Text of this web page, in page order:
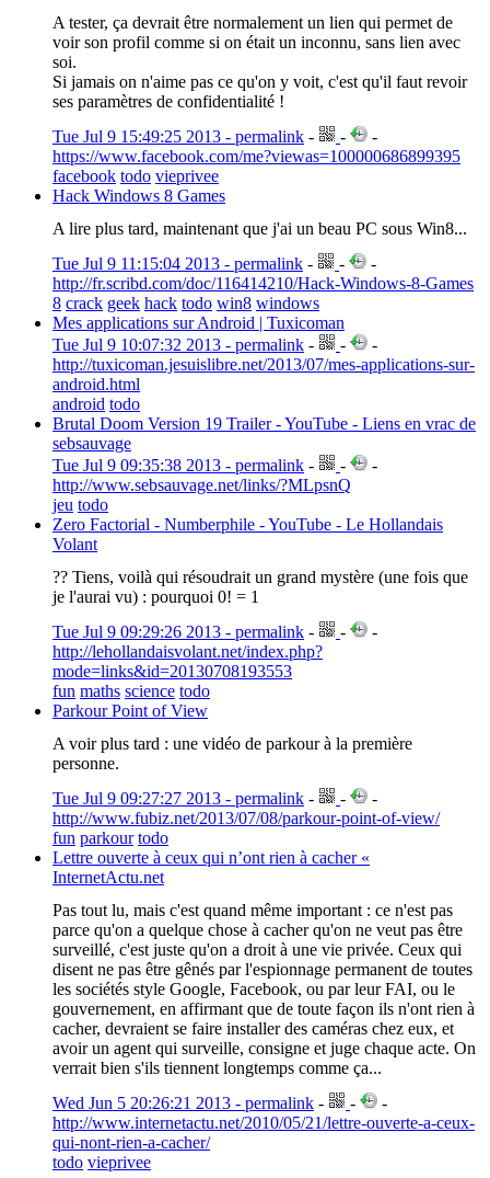
A tester, ça devrait être normalement un lien qui permet de
voir son profil comme si on était un inconnu, sans lien avec
soi.
Si jamais on n'aime pas ce qu'on y voit, c'est qu'il faut revoir
ses paramètres de confidentialité !
Tue Jul 9 15:49:25 2013 - permalink - -
-
https://www.facebook.com/me?viewas=100000686899395
facebook todo vieprivee
Hack Windows 8 Games
A lire plus tard, maintenant que j'ai un beau PC sous Win8...
Tue Jul 9 11:15:04 2013 - permalink - -
-
http://fr.scribd.com/doc/116414210/Hack-Windows-8-Games
8 crack geek hack todo win8 windows
Mes applications sur Android | Tuxicoman
Tue Jul 9 10:07:32 2013 - permalink - -
-
http://tuxicoman.jesuislibre.net/2013/07/mes-applications-sur-
android.html
android todo
Brutal Doom Version 19 Trailer - YouTube - Liens en vrac de
sebsauvage
Tue Jul 9 09:35:38 2013 - permalink - -
-
http://www.sebsauvage.net/links/?MLpsnQ
jeu todo
Zero Factorial - Numberphile - YouTube - Le Hollandais
Volant
?? Tiens, voilà qui résoudrait un grand mystère (une fois que
je l'aurai vu) : pourquoi 0! = 1
Tue Jul 9 09:29:26 2013 - permalink - -
-
http://lehollandaisvolant.net/index.php?
mode=links&id=20130708193553
fun maths science todo
Parkour Point of View
A voir plus tard : une vidéo de parkour à la première
personne.
Tue Jul 9 09:27:27 2013 - permalink - -
-
http://www.fubiz.net/2013/07/08/parkour-point-of-view/
fun parkour todo
Lettre ouverte à ceux qui n’ont rien à cacher «
InternetActu.net
Pas tout lu, mais c'est quand même important : ce n'est pas
parce qu'on a quelque chose à cacher qu'on ne veut pas être
surveillé, c'est juste qu'on a droit à une vie privée. Ceux qui
disent ne pas être gênés par l'espionnage permanent de toutes
les sociétés style Google, Facebook, ou par leur FAI, ou le
gouvernement, en affirmant que de toute façon ils n'ont rien à
cacher, devraient se faire installer des caméras chez eux, et
avoir un agent qui surveille, consigne et juge chaque acte. On
verrait bien s'ils tiennent longtemps comme ça...
Wed Jun 5 20:26:21 2013 - permalink - -
-
http://www.internetactu.net/2010/05/21/lettre-ouverte-a-ceux-
qui-nont-rien-a-cacher/
todo vieprivee